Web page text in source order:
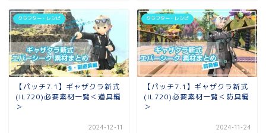
クラフター・レシピ
【パッチ7.1】ギャザクラ新式
(IL720)必要素材一覧＜道具編
＞
2024-12-11
クラフター・レシピ
【パッチ7.1】ギャザクラ新式
(IL720)必要素材一覧＜防具編
＞
2024-11-24